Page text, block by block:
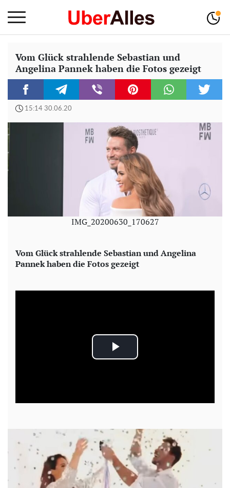
Vom Glück strahlende Sebastian und
Angelina Pannek haben die Fotos gezeigt
15:14 30.06.20
IMG_20200630_170627
Vom Glück strahlende Sebastian und Angelina
Pannek haben die Fotos gezeigt
P
a
y
V
i